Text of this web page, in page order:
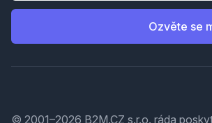
Ozvěte se
© 2001–2026 B2M.CZ s.r.o. ráda